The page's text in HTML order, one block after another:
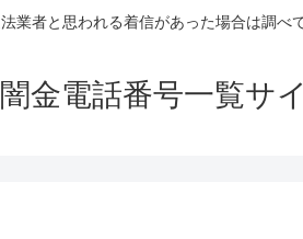
業者と思われる着信があった場合は調べ
闇金電話番号一覧サ